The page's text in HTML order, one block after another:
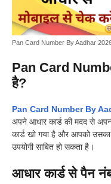
Pan Card Number By Aadhar
Pan Card
है?
Pan Card Number By
अपने आधार कार्ड की मदद से
कार्ड खो गया है और आपको
उपयोगी साबित हो सकता है।
आधार कार्ड से पैन